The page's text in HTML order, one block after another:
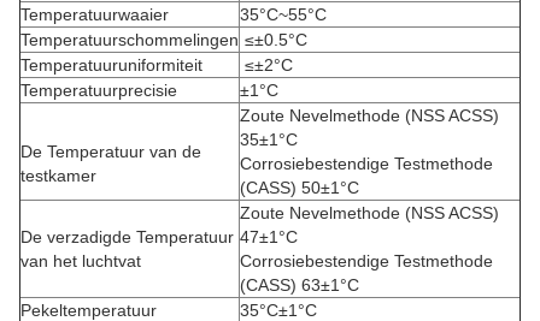
Temperatuurwaaier
35°C~55°C
Temperatuurschommelingen ≤±0.5°C
Temperatuuruniformiteit
≤±2°C
Temperatuurprecisie
±1°C
De Temperatuur van de
testkamer
Zoute Nevelmethode (NSS ACSS)
35±1°C
Corrosiebestendige Testmethode
(CASS) 50±1°C
De verzadigde Temperatuur
van het luchtvat
Zoute Nevelmethode (NSS ACSS)
47±1°C
Corrosiebestendige Testmethode
(CASS) 63±1°C
Pekeltemperatuur
35°C±1°C